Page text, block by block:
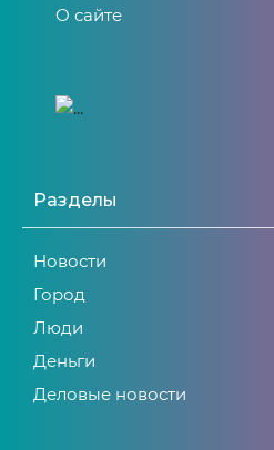
О сайте
Разделы
Новости
Город
Люди
Деньги
Деловые новости